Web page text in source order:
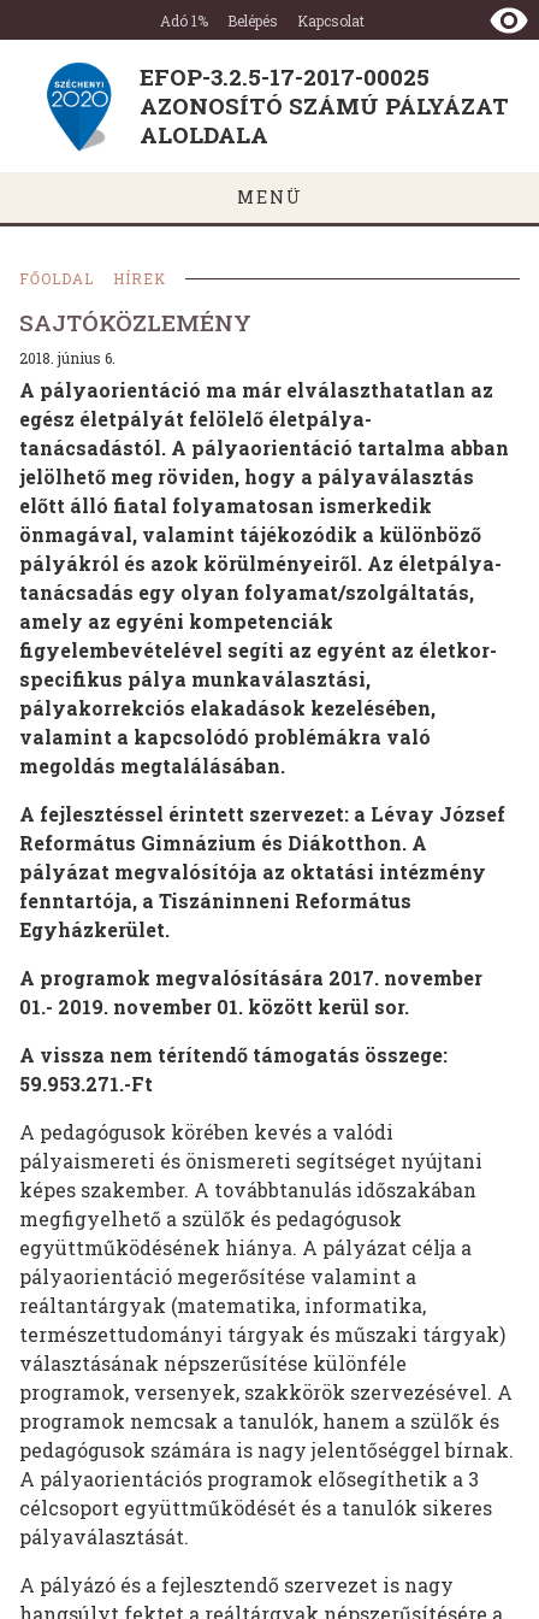
3.2.5-
17-
2017-
00025
AZONOSÍTÓ
ALOLDALA
Ugrás a tartalomra
Ugrás a láblécre
Adó 1% Belépés Kapcsolat
EFOP-3.2.5-17-2017-00025
AZONOSÍTÓ SZÁMÚ PÁLYÁZAT
ALOLDALA
MENÜ
FŐOLDAL HÍREK
SAJTÓKÖZLEMÉNY
2018. június 6.
A pályaorientáció ma már elválaszthatatlan az
egész életpályát felölelő életpálya-
tanácsadástól. A pályaorientáció tartalma abban
jelölhető meg röviden, hogy a pályaválasztás
előtt álló fiatal folyamatosan ismerkedik
önmagával, valamint tájékozódik a különböző
pályákról és azok körülményeiről. Az életpálya-
tanácsadás egy olyan folyamat/szolgáltatás,
amely az egyéni kompetenciák
figyelembevételével segíti az egyént az életkor-
specifikus pálya munkaválasztási,
pályakorrekciós elakadások kezelésében,
valamint a kapcsolódó problémákra való
megoldás megtalálásában.
A fejlesztéssel érintett szervezet: a Lévay József
Református Gimnázium és Diákotthon. A
pályázat megvalósítója az oktatási intézmény
fenntartója, a Tiszáninneni Református
Egyházkerület.
A programok megvalósítására 2017. november
01.- 2019. november 01. között kerül sor.
A vissza nem térítendő támogatás összege:
59.953.271.-Ft
A pedagógusok körében kevés a valódi
pályaismereti és önismereti segítséget nyújtani
képes szakember. A továbbtanulás időszakában
megfigyelhető a szülők és pedagógusok
együttműködésének hiánya. A pályázat célja a
pályaorientáció megerősítése valamint a
reáltantárgyak (matematika, informatika,
természettudományi tárgyak és műszaki tárgyak)
választásának népszerűsítése különféle
programok, versenyek, szakkörök szervezésével. A
programok nemcsak a tanulók, hanem a szülők és
pedagógusok számára is nagy jelentőséggel bírnak.
A pályaorientációs programok elősegíthetik a 3
célcsoport együttműködését és a tanulók sikeres
pályaválasztását.
A pályázó és a fejlesztendő szervezet is nagy
hangsúlyt fektet a reáltárgyak népszerűsítésére a